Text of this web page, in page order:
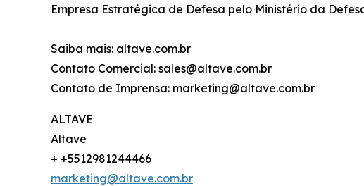
Empresa Estratégica de Defesa pelo Ministério da
Saiba mais: altave.com.br
Contato Comercial: sales@altave.com.br
Contato de Imprensa: marketing@altave.com.br
ALTAVE
Altave
+ +5512981244466
marketing@altave.com.br